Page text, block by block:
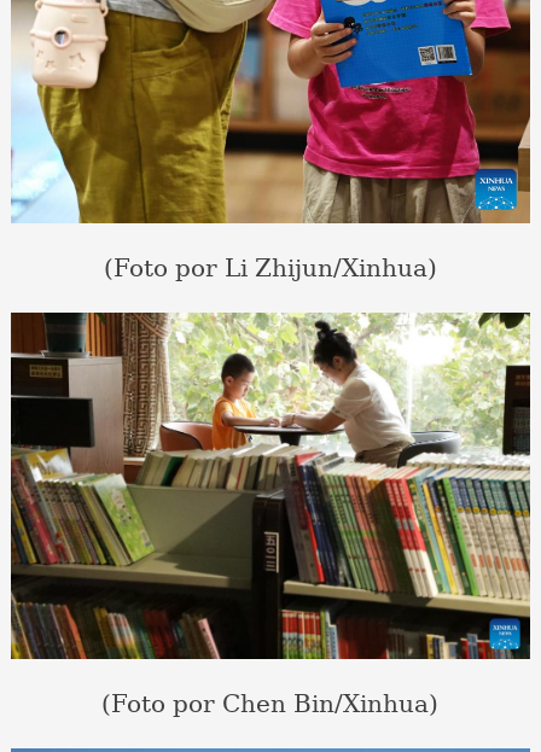
(Foto por Li Zhijun/Xinhua)
(Foto por Chen Bin/Xinhua)